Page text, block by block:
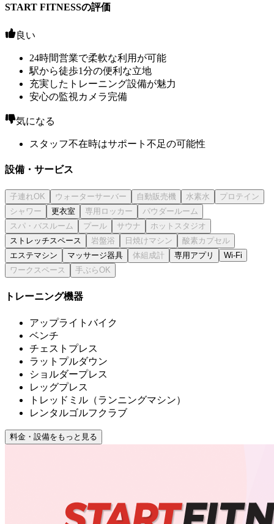
START FITNESSの評価
良い
24時間営業で柔軟な利用が可能
駅から徒歩1分の便利な立地
充実したトレーニング設備が魅力
安心の監視カメラ完備
気になる
スタッフ不在時はサポート不足の可能性
設備・サービス
更衣室
ストレッチスペース
エステマシン
マッサージ器具 専用アプリ Wi-Fi
トレーニング機器
アップライトバイク
ベンチ
チェストプレス
ラットプルダウン
ショルダープレス
レッグプレス
トレッドミル（ランニングマシン）
レンタルゴルフクラブ
料金・設備をもっと見る